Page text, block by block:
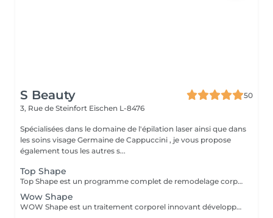
S Beauty
50
3, Rue de Steinfort Eischen L-8476
Spécialisées dans le domaine de l'épilation laser ainsi que dans
les soins visage Germaine de Cappuccini , je vous propose
également tous les autres s...
Top Shape
Top Shape est un programme complet de remodelage corporel développé par Germaine de Capuccini. Ce plan personnalisé vise à réduire les accumulations de graisse, raffermir les zones relâchées et éliminer les toxines, en tenant compte des particularités de chaque corps.
Wow Shape
WOW Shape est un traitement corporel innovant développé par Germaine de Capuccini. Ce soin vise à remodeler la silhouette, réduire la cellulite et améliorer la texture de la peau. Il combine une technique de vacuum packed avec des actifs puissants pour offrir des résultats visibles rapidement. Principaux bénéfices du traitement WOW Shape : Effet anti-cellulite : cible et réduit la cellulite en stimulant la combustion des graisses. Effet détoxifiant : favorise le drainage, active la circulation et élimine les toxines. Effet amincissant : réduit le volume et aide à libérer la rétention d'eau grâce à son action drainante. Effet préventif : aide à prévenir la formation de nouveaux dépôts graisseux.